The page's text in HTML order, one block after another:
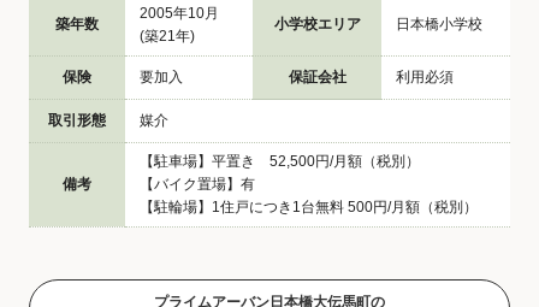
築年数
2005年10月
(築21年)
小学校エリア 日本橋小学校
保険 要加入 保証会社 利用必須
取引形態 媒介
備考
【駐車場】平置き 52,500円/月額（税別）
【バイク置場】有
【駐輪場】1住戸につき1台無料 500円/月額（税別）
プライムアーバン日本橋大伝馬町の